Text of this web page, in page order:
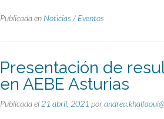
Publicada en Noticias / Eventos
Presentación de
en AEBE Asturias
Publicada el 21 abril, 2021 por